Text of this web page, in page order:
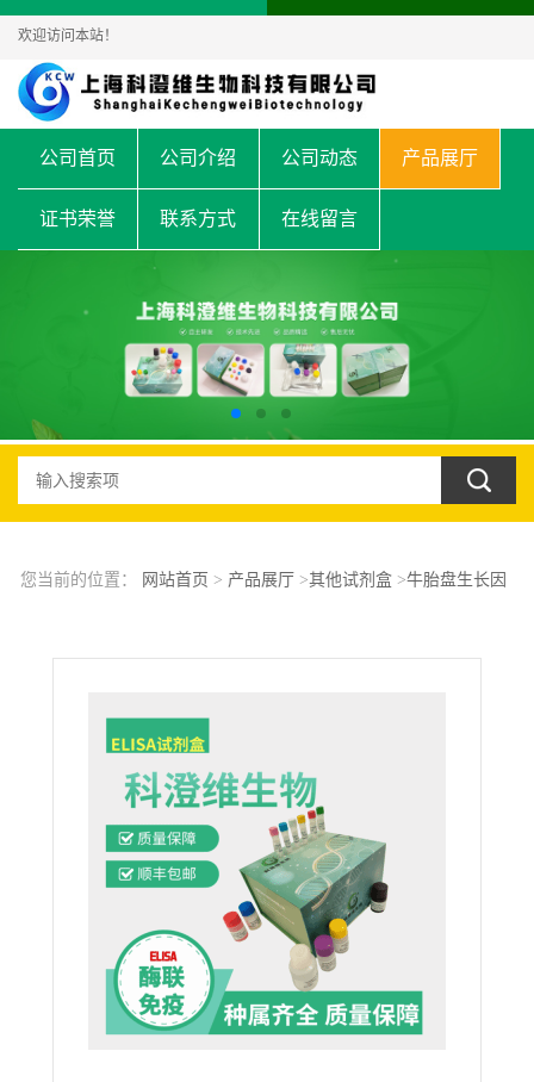
欢迎访问本站！
公司首页 公司介绍 公司动态 产品展厅
证书荣誉 联系方式 在线留言
您当前的位置： 网站首页 > 产品展厅>其他试剂盒>牛胎盘生长因